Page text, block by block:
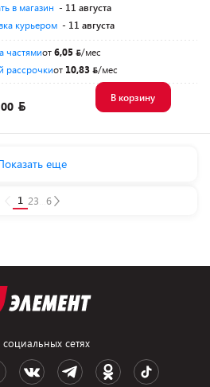
в магазин - 11 августа
курьером - 11 августа
частямиот6,05
/мес
рассрочкиот 10,83 /мес
00
В корзину
еще
1 23 6
сетях